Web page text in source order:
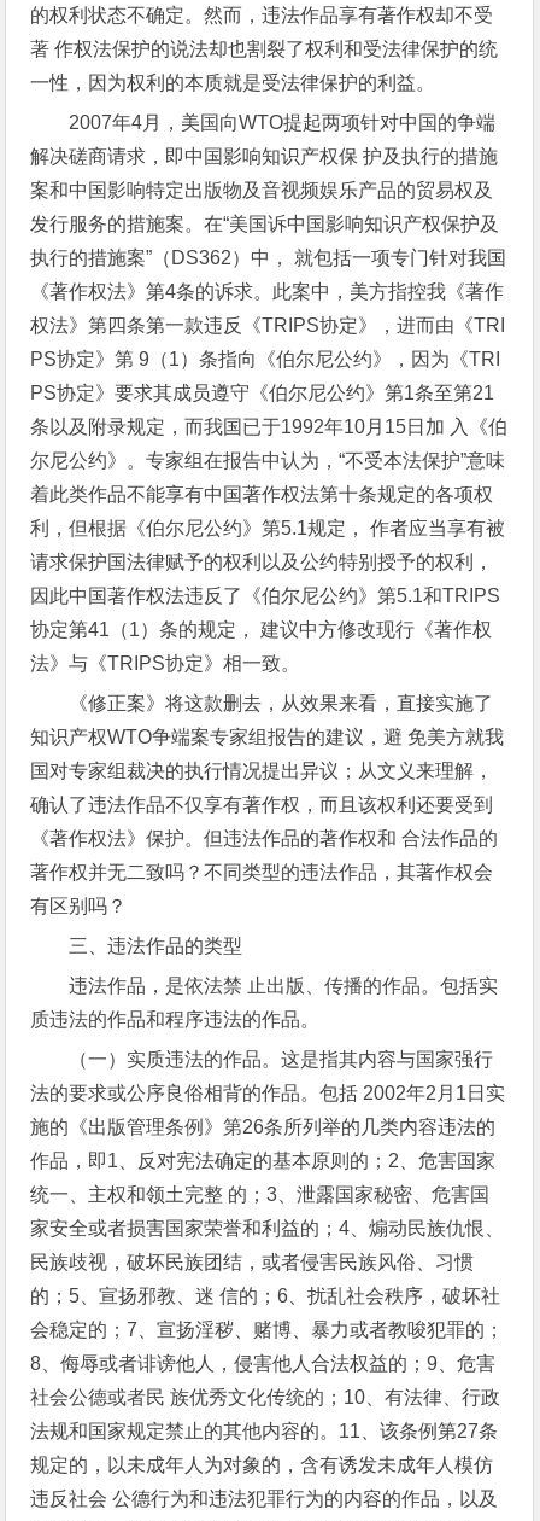
的权利状态不确定。然而，违法作品享有著作权却不受
著 作权法保护的说法却也割裂了权利和受法律保护的统
一性，因为权利的本质就是受法律保护的利益。
2007年4月，美国向WTO提起两项针对中国的争端
解决磋商请求，即中国影响知识产权保 护及执行的措施
案和中国影响特定出版物及音视频娱乐产品的贸易权及
发行服务的措施案。在“美国诉中国影响知识产权保护及
执行的措施案”（DS362）中， 就包括一项专门针对我国
《著作权法》第4条的诉求。此案中，美方指控我《著作
权法》第四条第一款违反《TRIPS协定》，进而由《TRI
PS协定》第 9（1）条指向《伯尔尼公约》，因为《TRI
PS协定》要求其成员遵守《伯尔尼公约》第1条至第21
条以及附录规定，而我国已于1992年10月15日加 入《伯
尔尼公约》。专家组在报告中认为，“不受本法保护”意味
着此类作品不能享有中国著作权法第十条规定的各项权
利，但根据《伯尔尼公约》第5.1规定， 作者应当享有被
请求保护国法律赋予的权利以及公约特别授予的权利，
因此中国著作权法违反了《伯尔尼公约》第5.1和TRIPS
协定第41（1）条的规定， 建议中方修改现行《著作权
法》与《TRIPS协定》相一致。
《修正案》将这款删去，从效果来看，直接实施了
知识产权WTO争端案专家组报告的建议，避 免美方就我
国对专家组裁决的执行情况提出异议；从文义来理解，
确认了违法作品不仅享有著作权，而且该权利还要受到
《著作权法》保护。但违法作品的著作权和 合法作品的
著作权并无二致吗？不同类型的违法作品，其著作权会
有区别吗？
三、违法作品的类型
违法作品，是依法禁 止出版、传播的作品。包括实
质违法的作品和程序违法的作品。
（一）实质违法的作品。这是指其内容与国家强行
法的要求或公序良俗相背的作品。包括 2002年2月1日实
施的《出版管理条例》第26条所列举的几类内容违法的
作品，即1、反对宪法确定的基本原则的；2、危害国家
统一、主权和领土完整 的；3、泄露国家秘密、危害国
家安全或者损害国家荣誉和利益的；4、煽动民族仇恨、
民族歧视，破坏民族团结，或者侵害民族风俗、习惯
的；5、宣扬邪教、迷 信的；6、扰乱社会秩序，破坏社
会稳定的；7、宣扬淫秽、赌博、暴力或者教唆犯罪的；
8、侮辱或者诽谤他人，侵害他人合法权益的；9、危害
社会公德或者民 族优秀文化传统的；10、有法律、行政
法规和国家规定禁止的其他内容的。11、该条例第27条
规定的，以未成年人为对象的，含有诱发未成年人模仿
违反社会 公德行为和违法犯罪行为的内容的作品，以及